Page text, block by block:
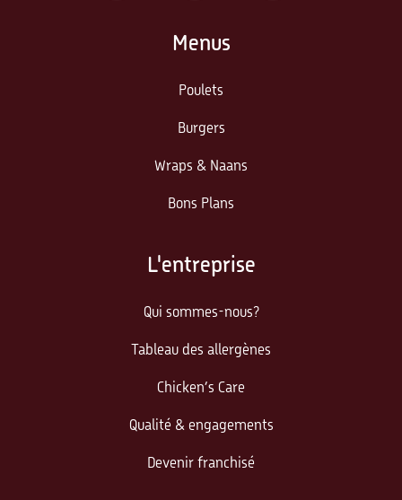
Menus
Poulets
Burgers
Wraps & Naans
Bons Plans
L'entreprise
Qui sommes-nous?
Tableau des allergènes
Chicken’s Care
Qualité & engagements
Devenir franchisé